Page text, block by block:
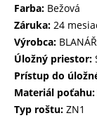
Farba: Bežová
Záruka: 24
Výrobca:
Úložný priestor:
Prístup do
Materiál poťahu:
Typ roštu: ZN1